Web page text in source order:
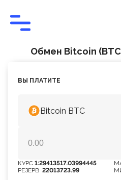
Обмен Bitcoin
ВЫ ПЛАТИТЕ
Bitcoin BTC
РЕЗЕРВ 22013723.99
КУРС 1:29413517.03994445